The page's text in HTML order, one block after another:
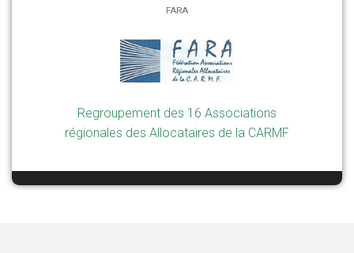
FARA
Regroupement des 16 Associations
régionales des Allocataires de la CARMF